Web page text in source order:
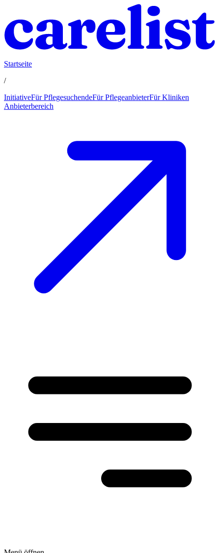
Startseite
/
InitiativeFür PflegesuchendeFür PflegeanbieterFür Kliniken
Anbieterbereich